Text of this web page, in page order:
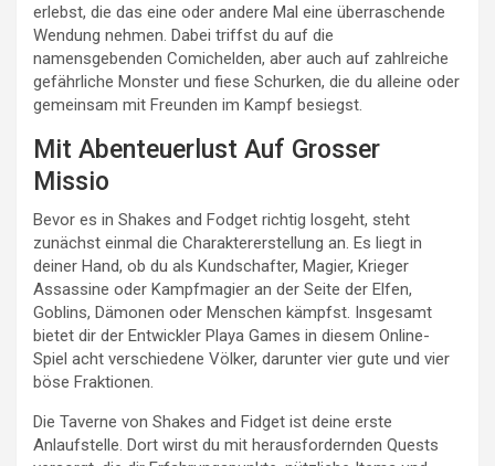
erlebst, die das eine oder andere Mal eine überraschende
Wendung nehmen. Dabei triffst du auf die
namensgebenden Comichelden, aber auch auf zahlreiche
gefährliche Monster und fiese Schurken, die du alleine oder
gemeinsam mit Freunden im Kampf besiegst.
Mit Abenteuerlust Auf Grosser
Missio
Bevor es in Shakes and Fodget richtig losgeht, steht
zunächst einmal die Charaktererstellung an. Es liegt in
deiner Hand, ob du als Kundschafter, Magier, Krieger
Assassine oder Kampfmagier an der Seite der Elfen,
Goblins, Dämonen oder Menschen kämpfst. Insgesamt
bietet dir der Entwickler Playa Games in diesem Online-
Spiel acht verschiedene Völker, darunter vier gute und vier
böse Fraktionen.
Die Taverne von Shakes and Fidget ist deine erste
Anlaufstelle. Dort wirst du mit herausfordernden Quests